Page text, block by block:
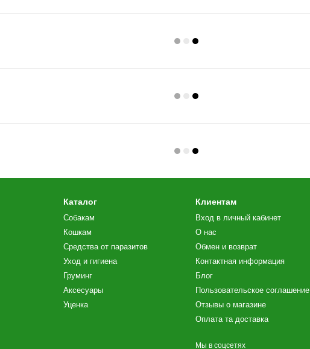
Каталог
Собакам
Кошкам
Средства от паразитов
Уход и гигиена
Груминг
Аксесуары
Уценка
Клиентам
Вход в личный кабинет
О нас
Обмен и возврат
Контактная информация
Блог
Пользовательское соглашение
Отзывы о магазине
Оплата та доставка
Мы в соцсетях